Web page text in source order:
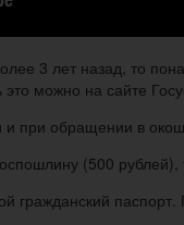
3 лет назад, то
можно на сайте
при обращении в
(500
гражданский